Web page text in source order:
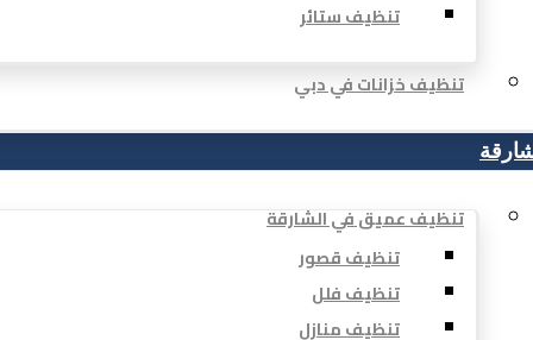
تنظيف ستائر
تنظيف خزانات في دبي
تنظيف عميق في الشارقة
تنظيف قصور
تنظيف فلل
تنظيف منازل